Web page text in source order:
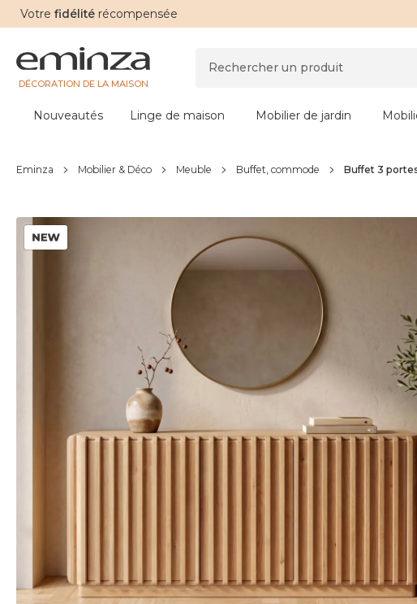
Votre fidélité récompensée
DÉCORATION DE LA MAISON
Nouveautés Linge de maison Mobilier de jardin
Eminza Mobilier & Déco Meuble Buffet, commode Buffet 3